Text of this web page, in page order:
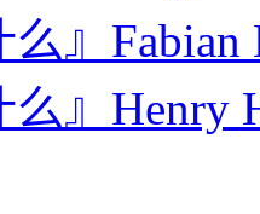
么』
么』Henry